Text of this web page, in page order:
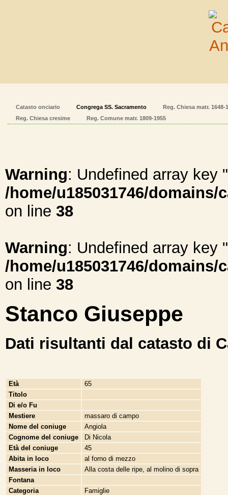
Catasto onciario Congrega SS. Sacramento
Reg. Chiesa matr. 1648-
Reg. Chiesa cresime
Reg. Comune matr. 1809-1955
Warning: Undefined array key
/home/u185031746/
on line 38
Warning: Undefined array key
/home/u185031746/
on line 38
Stanco Giuseppe
Dati risultanti dal catasto di
Età
65
Titolo
Di e/o Fu
Mestiere
massaro di campo
Nome del coniuge
Angiola
Cognome del coniuge
Di Nicola
Età del coniuge
45
Abita in loco
al forno di mezzo
Masseria in loco
Alla costa delle ripe, al molino di sopra
Fontana
Categoria
Famiglie